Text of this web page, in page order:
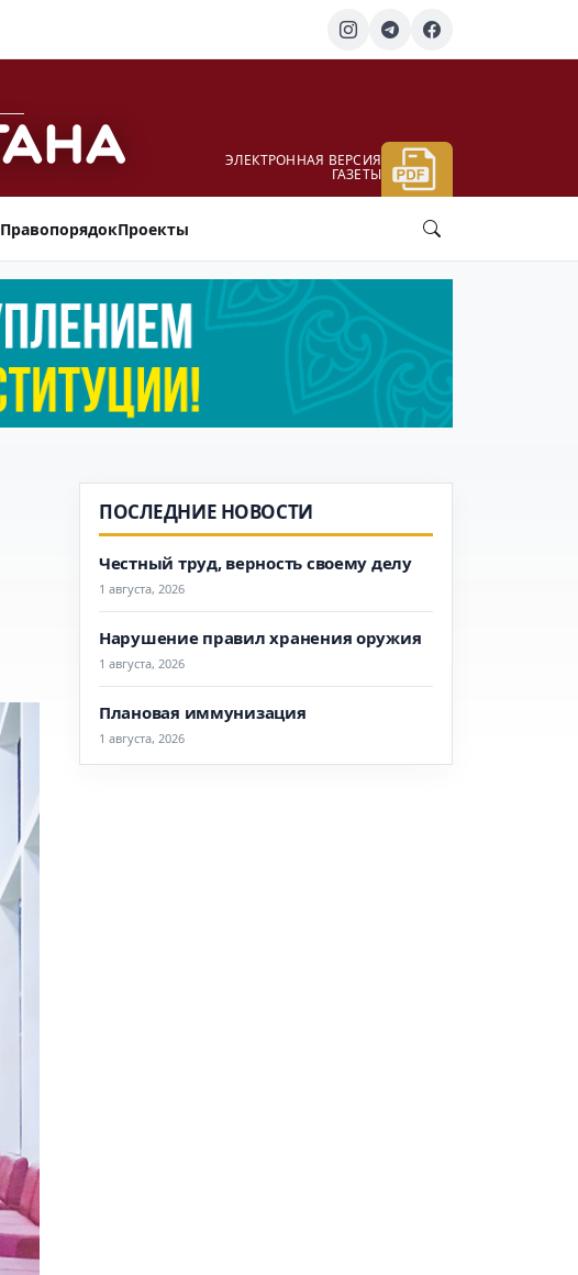
ЭЛЕКТРОННАЯ ВЕРСИЯ
ГАЗЕТЫ
ПравопорядокПроекты
ПОСЛЕДНИЕ НОВОСТИ
Честный труд, верность своему делу
1 августа, 2026
Нарушение правил хранения оружия
1 августа, 2026
Плановая иммунизация
1 августа, 2026